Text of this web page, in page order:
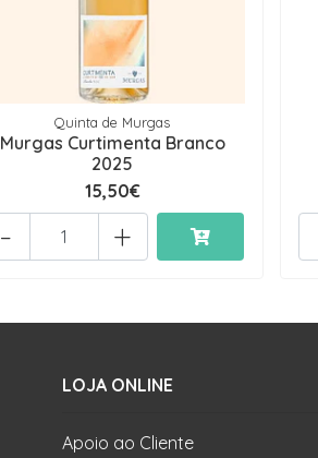
Quinta de Murgas
Murgas Curtimenta Branco
2025
15,50€
+
-
LOJA ONLINE
Apoio ao Cliente